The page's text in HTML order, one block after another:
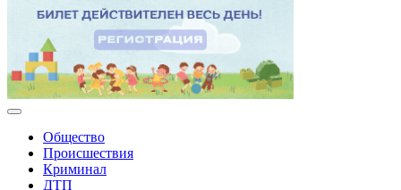
Общество
Происшествия
Криминал
ДТП